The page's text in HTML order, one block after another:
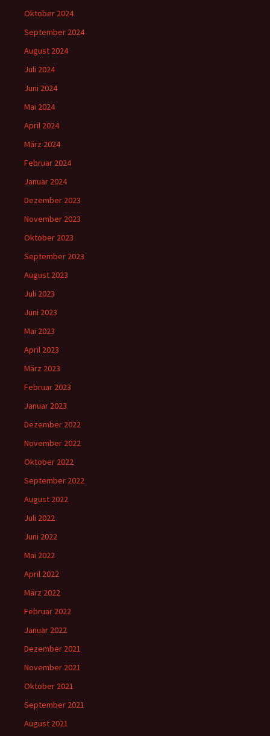
Oktober 2024
September 2024
August 2024
Juli 2024
Juni 2024
Mai 2024
April 2024
März 2024
Februar 2024
Januar 2024
Dezember 2023
November 2023
Oktober 2023
September 2023
August 2023
Juli 2023
Juni 2023
Mai 2023
April 2023
März 2023
Februar 2023
Januar 2023
Dezember 2022
November 2022
Oktober 2022
September 2022
August 2022
Juli 2022
Juni 2022
Mai 2022
April 2022
März 2022
Februar 2022
Januar 2022
Dezember 2021
November 2021
Oktober 2021
September 2021
August 2021